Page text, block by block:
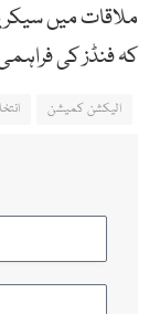
ملاقات میں
کہ فنڈز کی
الیکشن کمیشن